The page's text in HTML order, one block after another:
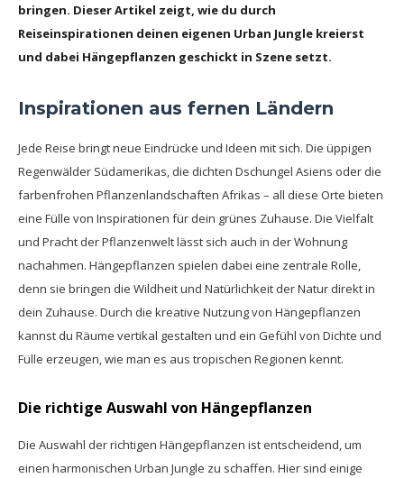
bringen. Dieser Artikel zeigt, wie du durch
Reiseinspirationen deinen eigenen Urban Jungle kreierst
und dabei Hängepflanzen geschickt in Szene setzt.
Inspirationen aus fernen Ländern
Jede Reise bringt neue Eindrücke und Ideen mit sich. Die üppigen
Regenwälder Südamerikas, die dichten Dschungel Asiens oder die
farbenfrohen Pflanzenlandschaften Afrikas – all diese Orte bieten
eine Fülle von Inspirationen für dein grünes Zuhause. Die Vielfalt
und Pracht der Pflanzenwelt lässt sich auch in der Wohnung
nachahmen. Hängepflanzen spielen dabei eine zentrale Rolle,
denn sie bringen die Wildheit und Natürlichkeit der Natur direkt in
dein Zuhause. Durch die kreative Nutzung von Hängepflanzen
kannst du Räume vertikal gestalten und ein Gefühl von Dichte und
Fülle erzeugen, wie man es aus tropischen Regionen kennt.
Die richtige Auswahl von Hängepflanzen
Die Auswahl der richtigen Hängepflanzen ist entscheidend, um
einen harmonischen Urban Jungle zu schaffen. Hier sind einige